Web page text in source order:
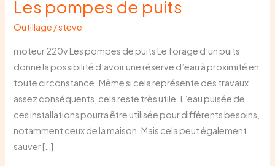
Les pompes de puits
Outillage /steve
moteur 220v Les pompes de puits Le forage d’un puits
donne la possibilité d’avoir une réserve d’eau à proximité en
toute circonstance. Même si cela représente des travaux
assez conséquents, cela reste très utile. L’eau puisée de
ces installations pourra être utilisée pour différents besoins,
notamment ceux de la maison. Mais cela peut également
sauver […]